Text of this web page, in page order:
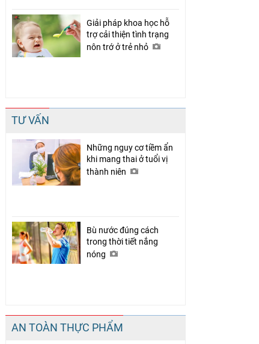
Giải pháp khoa học hỗ
trợ cải thiện tình trạng
nôn trớ ở trẻ nhỏ
TƯ VẤN
Những nguy cơ tiềm ẩn
khi mang thai ở tuổi vị
thành niên
Bù nước đúng cách
trong thời tiết nắng
nóng
AN TOÀN THỰC PHẨM